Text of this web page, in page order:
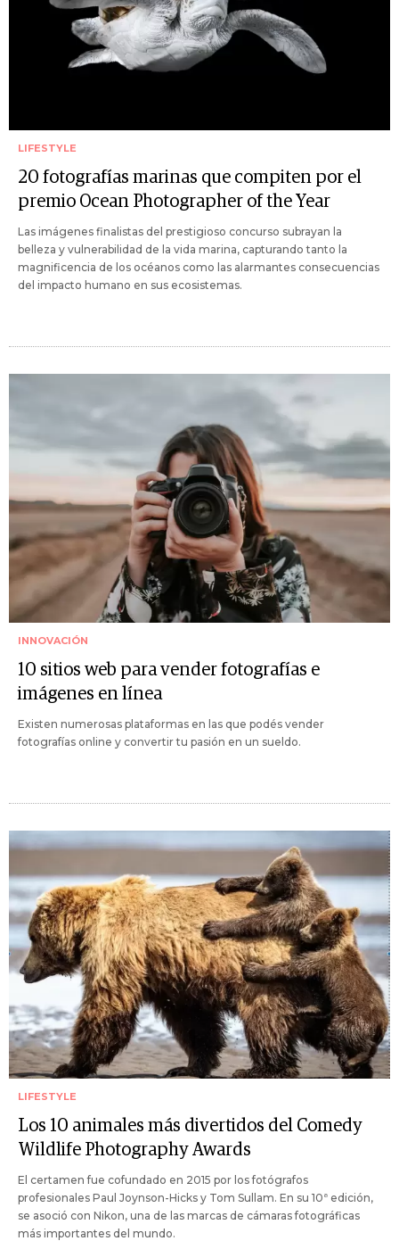
LIFESTYLE
20 fotografías marinas que compiten por el
premio Ocean Photographer of the Year
Las imágenes finalistas del prestigioso concurso subrayan la
belleza y vulnerabilidad de la vida marina, capturando tanto la
magnificencia de los océanos como las alarmantes consecuencias
del impacto humano en sus ecosistemas.
INNOVACIÓN
10 sitios web para vender fotografías e
imágenes en línea
Existen numerosas plataformas en las que podés vender
fotografías online y convertir tu pasión en un sueldo.
LIFESTYLE
Los 10 animales más divertidos del Comedy
Wildlife Photography Awards
El certamen fue cofundado en 2015 por los fotógrafos
profesionales Paul Joynson-Hicks y Tom Sullam. En su 10ª edición,
se asoció con Nikon, una de las marcas de cámaras fotográficas
más importantes del mundo.